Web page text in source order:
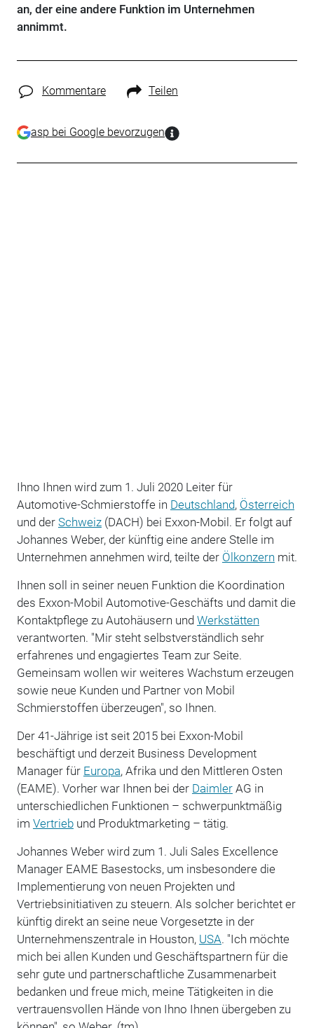
an, der eine andere Funktion im Unternehmen
annimmt.
Kommentare Teilen
asp bei Google bevorzugen
Ihno Ihnen wird zum 1. Juli 2020 Leiter für
Automotive-Schmierstoffe in Deutschland, Österreich
und der Schweiz(DACH) bei Exxon-Mobil. Er folgt auf
Johannes Weber, der künftig eine andere Stelle im
Unternehmen annehmen wird, teilte der Ölkonzern mit.
Ihnen soll in seiner neuen Funktion die Koordination
des Exxon-Mobil Automotive-Geschäfts und damit die
Kontaktpflege zu Autohäusern und Werkstätten
verantworten. "Mir steht selbstverständlich sehr
erfahrenes und engagiertes Team zur Seite.
Gemeinsam wollen wir weiteres Wachstum erzeugen
sowie neue Kunden und Partner von Mobil
Schmierstoffen überzeugen", so Ihnen.
Der 41-Jährige ist seit 2015 bei Exxon-Mobil
beschäftigt und derzeit Business Development
Manager für Europa, Afrika und den Mittleren Osten
(EAME). Vorher war Ihnen bei der DaimlerAG in
unterschiedlichen Funktionen – schwerpunktmäßig
im Vertriebund Produktmarketing – tätig.
Johannes Weber wird zum 1. Juli Sales Excellence
Manager EAME Basestocks, um insbesondere die
Implementierung von neuen Projekten und
Vertriebsinitiativen zu steuern. Als solcher berichtet er
künftig direkt an seine neue Vorgesetzte in der
Unternehmenszentrale in Houston, USA. "Ich möchte
mich bei allen Kunden und Geschäftspartnern für die
sehr gute und partnerschaftliche Zusammenarbeit
bedanken und freue mich, meine Tätigkeiten in die
vertrauensvollen Hände von Ihno Ihnen übergeben zu